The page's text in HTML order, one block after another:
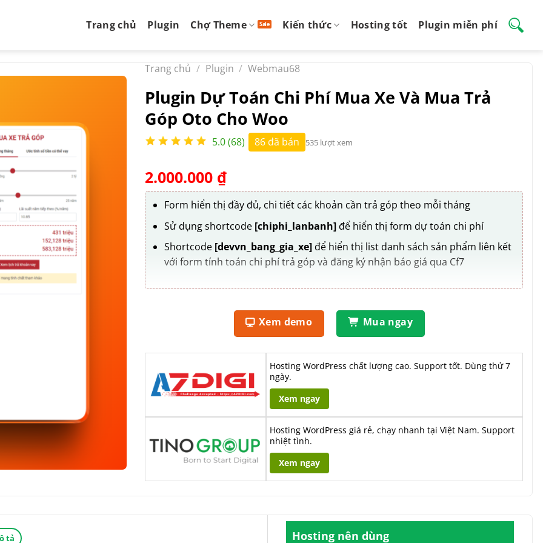
Trang chủ Plugin Chợ Theme Kiến thức Hosting tốt Plugin miễn phí
Trang chủ / Plugin / Webmau68
Plugin Dự Toán Chi Phí Mua Xe Và Mua Trả
Góp Oto Cho Woo
5.0 (68) 86 đã bán 535 lượt xem
2.000.000 ₫
Form hiển thị đầy đủ, chi tiết các khoản cần trả góp theo mỗi tháng
Sử dụng shortcode [chiphi_lanbanh] để hiển thị form dự toán chi phí
Shortcode [devvn_bang_gia_xe]để hiển thị list danh sách sản phẩm liên kết
với form tính toán chi phí trả góp và đăng ký nhận báo giá qua Cf7
Xem demo Mua ngay
Hosting WordPress chất lượng cao. Support tốt. Dùng thử 7
ngày.
Xem ngay
Hosting WordPress giá rẻ, chạy nhanh tại Việt Nam. Support
nhiệt tình.
Xem ngay
tả Hosting nên dùng